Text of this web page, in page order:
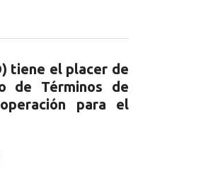
tiene el placer de
de Términos de
para el